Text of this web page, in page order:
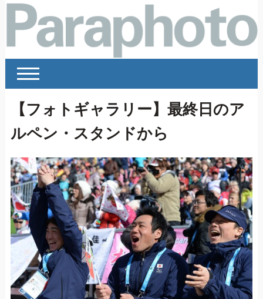
【フォトギャラリー】最終日のア
ルペン・スタンドから